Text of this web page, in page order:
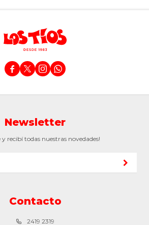
   
Contacto
2419 2319
Newsletter
y recibí todas nuestras novedades!